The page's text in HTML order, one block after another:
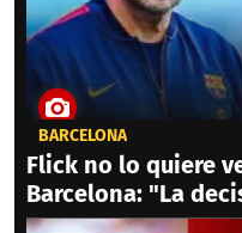
BARCELONA
Flick no lo quiere
Barcelona: "La